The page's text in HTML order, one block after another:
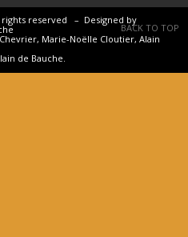
rights reserved – Designed by
Marie-Noëlle Cloutier, Alain
de Bauche.
BACK TO TOP